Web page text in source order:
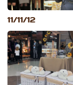
11/11/12